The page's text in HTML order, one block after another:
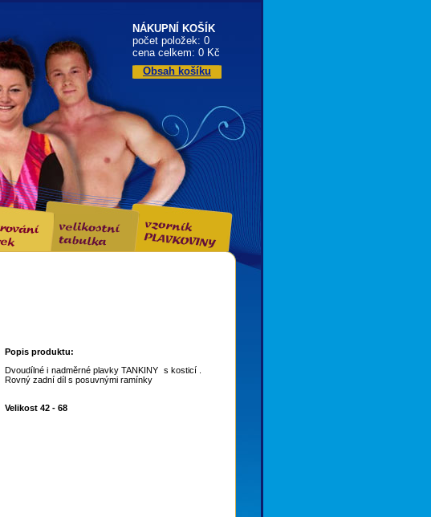
NÁKUPNÍ KOŠÍK
počet položek: 0
cena celkem: 0 Kč
Obsah košíku
Popis produktu:
Dvoudílné i nadměrné plavky TANKINY s kosticí .
Rovný zadní díl s posuvnými ramínky
Velikost 42 - 68